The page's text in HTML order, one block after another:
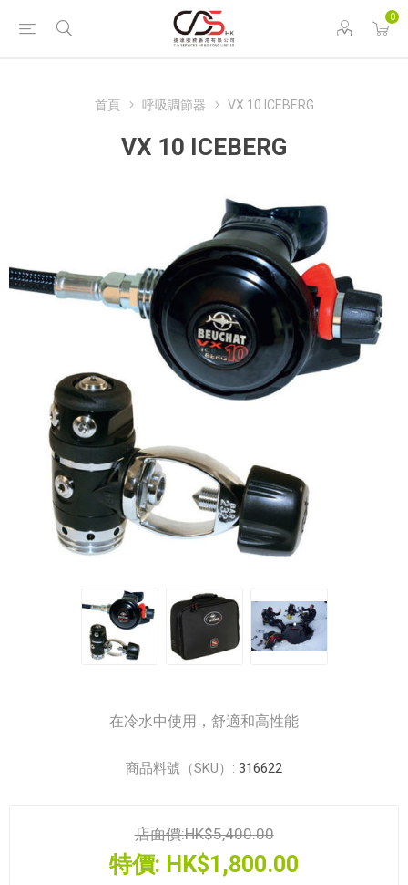
0
首頁 呼吸調節器 VX 10 ICEBERG
VX 10 ICEBERG
在冷水中使用，舒適和高性能
商品料號（SKU）: 316622
店面價:HK$5,400.00
特價: HK$1,800.00